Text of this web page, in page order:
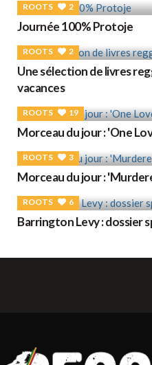
ROOTS 2
Journée 100% Protoje
ROOTS 2
Une sélection de livres
vacances
ROOTS 19
Morceau du jour : 'One
ROOTS 3
Morceau du jour :
ROOTS 6
Barrington Levy : dossier